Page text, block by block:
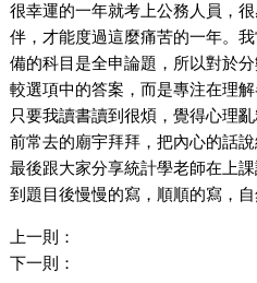
很幸運的一年就考上公務人員，
伴，才能度過這麼痛苦的一年。
備的科目是全申論題，所以對於
較選項中的答案，而是專注在理解
只要我讀書讀到很煩，覺得心理
前常去的廟宇拜拜，把內心的話
最後跟大家分享統計學老師在上
到題目後慢慢的寫，順順的寫，自
上一則：
下一則：